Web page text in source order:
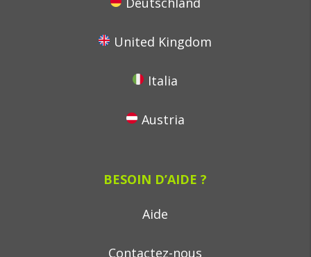
United Kingdom
Italia
Austria
BESOIN D’AIDE ?
Aide
Contactez-nous